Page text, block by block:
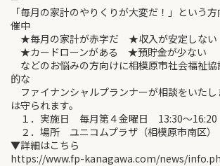
「毎月の家計のやりくりが大変だ！」という
催中
★毎月の家計が赤字だ ★収入が安定しない
★カードローンがある ★預貯金が少ない
などのお悩みの方向けに相模原市社会福祉
的な
ファイナンシャルプランナーが相談をいたし
は守られます。
１．実施日 毎月第４金曜日 13:30～16:20
２．場所 ユニコムプラザ（相模原市南区）
▼詳細はこちら
https://www.fp-kanagawa.com/news/